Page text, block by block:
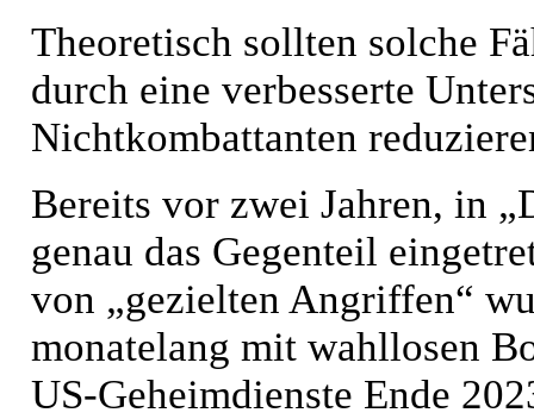
Theoretisch sollten solche
durch eine verbesserte
Nichtkombattanten
Bereits vor zwei Jahren, in
genau das Gegenteil
von „gezielten Angriffen“
monatelang mit wahllosen
US-Geheimdienste Ende